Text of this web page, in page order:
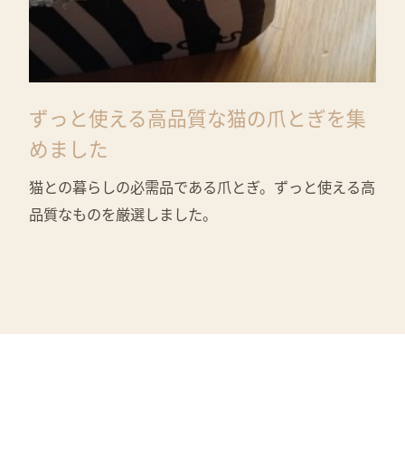
ずっと使える高品質な猫の爪とぎを集
めました
猫との暮らしの必需品である爪とぎ。ずっと使える高
品質なものを厳選しました。